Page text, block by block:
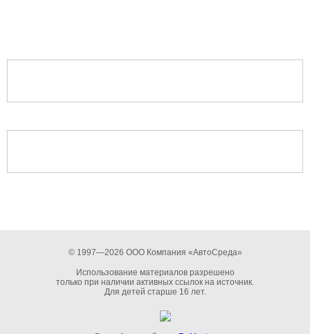
© 1997—2026 ООО Компания «АвтоСреда»
Использование материалов разрешено
только при наличии активных ссылок на источник.
Для детей старше 16 лет.